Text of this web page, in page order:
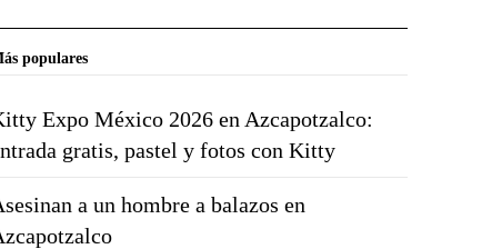
populares
Expo México 2026 en Azcapotzalco:
gratis, pastel y fotos con Kitty
a un hombre a balazos en